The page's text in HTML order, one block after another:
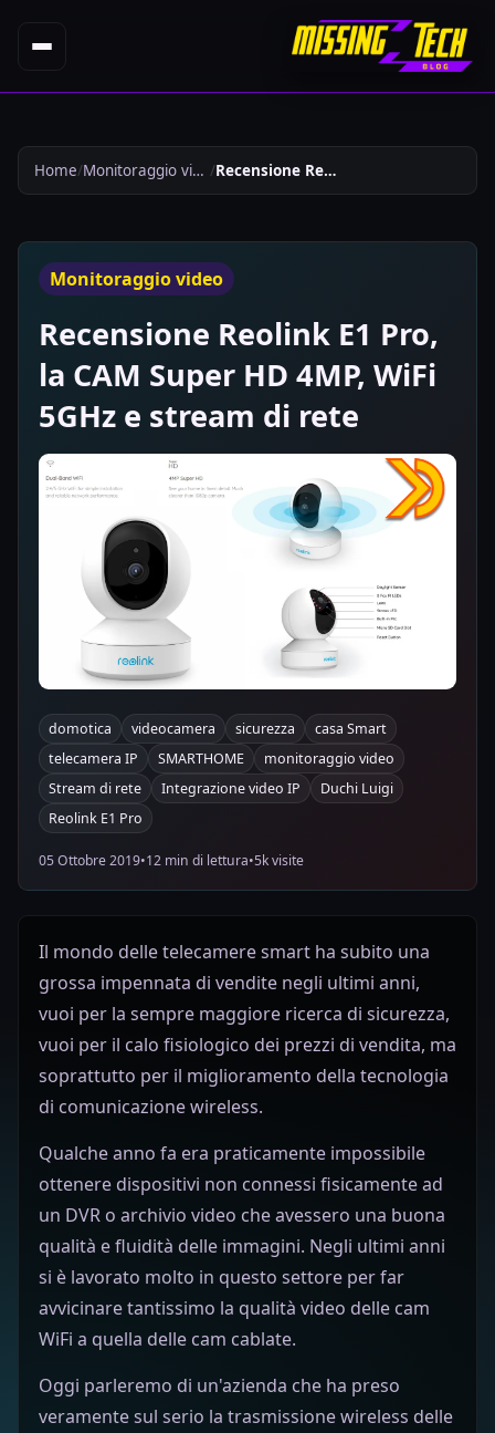
Home Monitoraggio video Recensione Reolink E1 Pro La Cam Super Hd 4mp Wifi 5ghz E Stream Di Rete 307
Monitoraggio video
Recensione Reolink E1 Pro,
la CAM Super HD 4MP, WiFi
5GHz e stream di rete
domotica videocamera sicurezza
casa Smart
telecamera IP
SMARTHOME
monitoraggio video
Stream di rete
Integrazione video IP
Duchi Luigi
Reolink E1 Pro
05 Ottobre 2019•12 min di lettura•5k visite
Il mondo delle telecamere smart ha subito una
grossa impennata di vendite negli ultimi anni,
vuoi per la sempre maggiore ricerca di sicurezza,
vuoi per il calo fisiologico dei prezzi di vendita, ma
soprattutto per il miglioramento della tecnologia
di comunicazione wireless.
Qualche anno fa era praticamente impossibile
ottenere dispositivi non connessi fisicamente ad
un DVR o archivio video che avessero una buona
qualità e fluidità delle immagini. Negli ultimi anni
si è lavorato molto in questo settore per far
avvicinare tantissimo la qualità video delle cam
WiFi a quella delle cam cablate.
Oggi parleremo di un'azienda che ha preso
veramente sul serio la trasmissione wireless delle